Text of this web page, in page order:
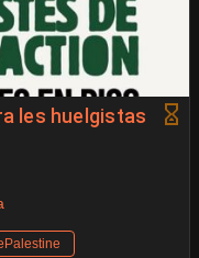
les huelgistas